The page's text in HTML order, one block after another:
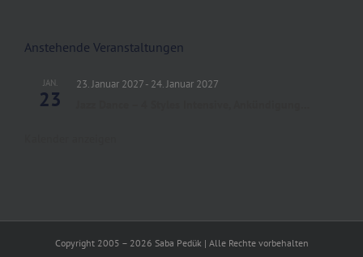
Anstehende Veranstaltungen
JAN.
23
23. Januar 2027- 24. Januar 2027
Copyright 2005 – 2026 Saba Pedük | Alle Rechte vorbehalten